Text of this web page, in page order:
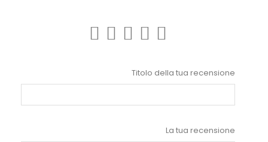
Titolo della tua recensione
La tua recensione